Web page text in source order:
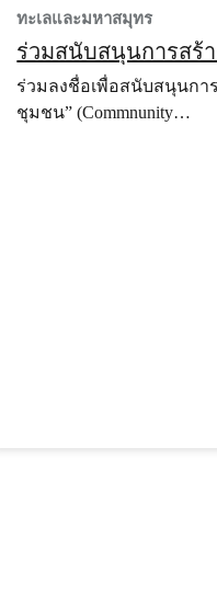
ทะเลและมหาสมุทร
ร่วมสนับสนุนการสร้
ร่วมลงชื่อเพื่อสนับสนุนการ
ชุมชน” (Commnunity…